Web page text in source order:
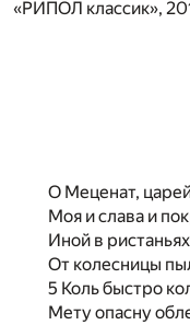
«РИПОЛ классик»,
О Меценат,
Моя и слава и
Иной в
От колесницы
5 Коль быстро
Мету опасну